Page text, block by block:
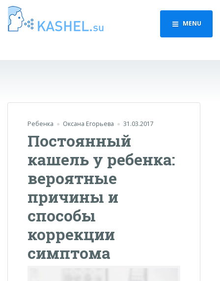
MENU
Ребенка Оксана Егорьева 31.03.2017
Постоянный
кашель у ребенка:
вероятные
причины и
способы
коррекции
симптома